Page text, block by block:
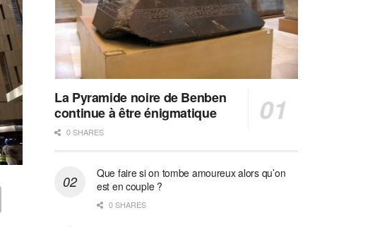
La Pyramide noire de Benben
continue à être énigmatique
0 SHARES
Que faire si on tombe amoureux alors qu’on
est en couple ?
0 SHARES